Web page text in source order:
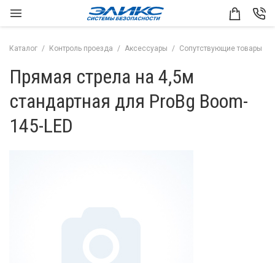
Каталог Контроль проезда Аксессуары Сопутствующие товары
Прямая стрела на 4,5м
стандартная для ProBg Boom-
145-LED